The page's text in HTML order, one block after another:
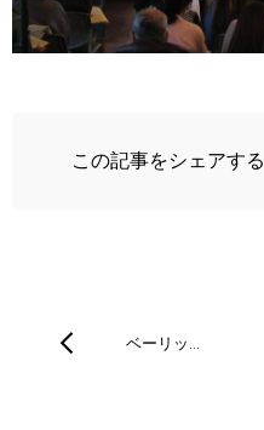
この記事をシェアする
ベーリッ…